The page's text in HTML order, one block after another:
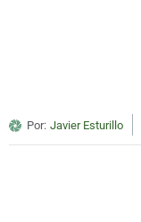
Por: Javier Esturillo